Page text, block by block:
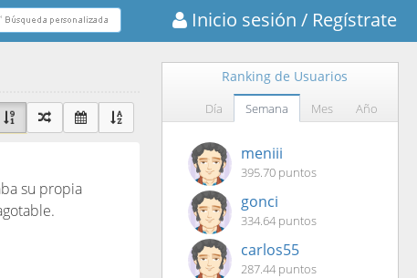
Inicio sesión / Regístrate
su propia
Ranking de Usuarios
Día Semana Mes Año
meniii
395.70 puntos
gonci
334.64 puntos
carlos55
287.44 puntos